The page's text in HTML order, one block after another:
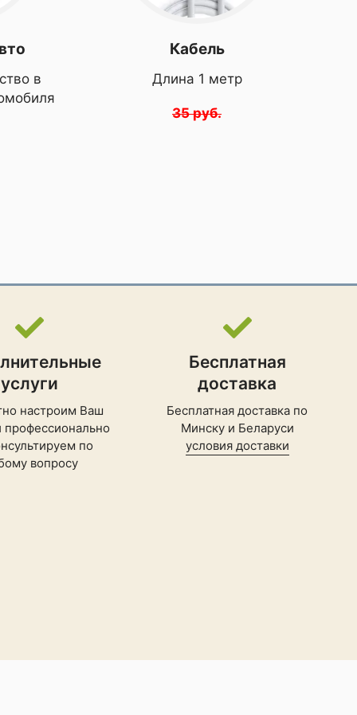
в
Кабель
Длина 1 метр
35 руб.
услуги
настроим Ваш
профессионально
по
вопросу
Бесплатная
доставка
Бесплатная доставка по
Минску и Беларуси
условия доставки